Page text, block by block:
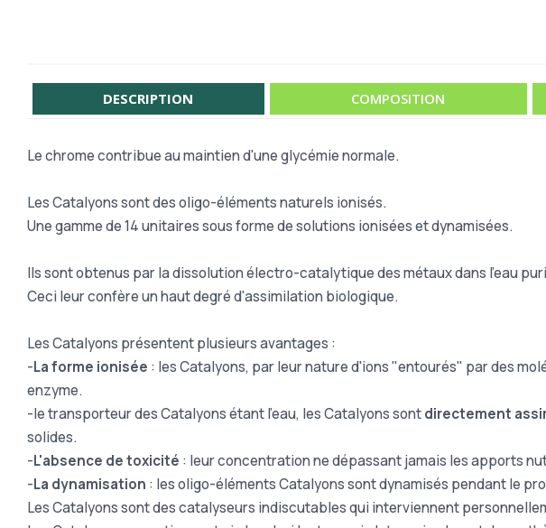
DESCRIPTION COMPOSITION
Le chrome contribue au maintien d'une glycémie normale.
Les Catalyons sont des oligo-éléments naturels ionisés.
Une gamme de 14 unitaires sous forme de solutions ionisées et dynamisées.
Ils sont obtenus par la dissolution électro-catalytique des métaux dans l'eau
Ceci leur confère un haut degré d'assimilation biologique.
Les Catalyons présentent plusieurs avantages :
-La forme ionisée : les Catalyons, par leur nature d'ions "entourés" par des
enzyme.
-le transporteur des Catalyons étant l'eau, les Catalyons sontdirectement
solides.
-L'absence de toxicité : leur concentration ne dépassant jamais les apports
-La dynamisation : les oligo-éléments Catalyons sont dynamisés pendant le
Les Catalyons sont des catalyseurs indiscutables qui interviennent